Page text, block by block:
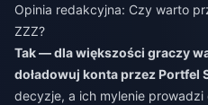
Opinia redakcyjna: Czy warto
ZZZ?
Tak — dla większości graczy
doładowuj konta przez Portfel
decyzje, a ich mylenie prowadzi